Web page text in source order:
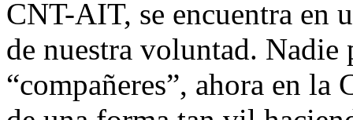
CNT-AIT, se encuentra en
de nuestra voluntad. Nadie
“compañeres”, ahora en